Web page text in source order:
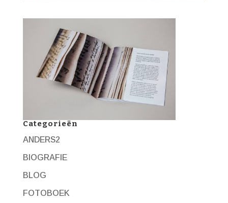
Categorieën
ANDERS2
BIOGRAFIE
BLOG
FOTOBOEK